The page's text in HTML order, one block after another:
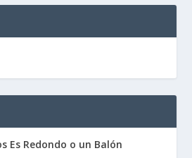
Es Redondo o un Balón